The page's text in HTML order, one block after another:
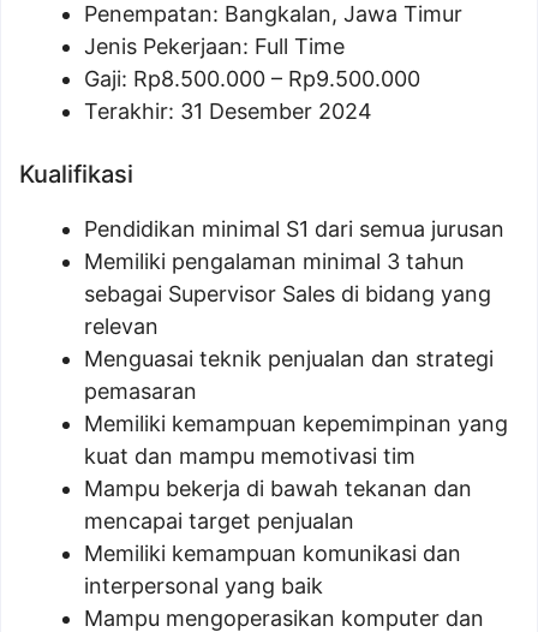
Penempatan: Bangkalan, Jawa Timur
Jenis Pekerjaan: Full Time
Gaji: Rp8.500.000 – Rp9.500.000
Terakhir: 31 Desember 2024
Kualifikasi
Pendidikan minimal S1 dari semua jurusan
Memiliki pengalaman minimal 3 tahun
sebagai Supervisor Sales di bidang yang
relevan
Menguasai teknik penjualan dan strategi
pemasaran
Memiliki kemampuan kepemimpinan yang
kuat dan mampu memotivasi tim
Mampu bekerja di bawah tekanan dan
mencapai target penjualan
Memiliki kemampuan komunikasi dan
interpersonal yang baik
Mampu mengoperasikan komputer dan